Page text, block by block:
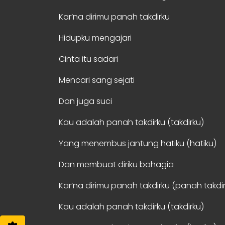
Kar’na dirimu panah takdirku
Hidupku mengajari
Cinta itu sadari
Mencari sang sejati
Dan juga suci
Kau adalah panah takdirku (takdirku)
Yang menembus jantung hatiku (hatiku)
Dan membuat diriku bahagia
Kar’na dirimu panah takdirku (panah
Kau adalah panah takdirku (takdirku)